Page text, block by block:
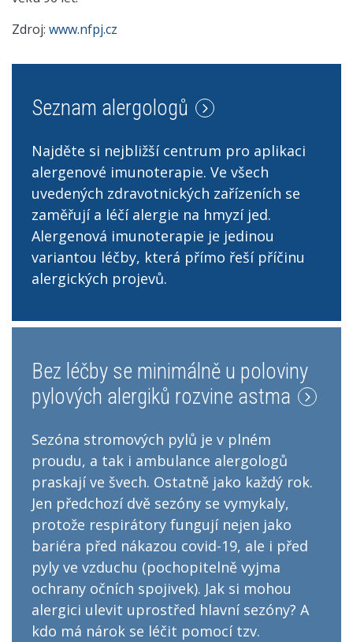
Zdroj: www.nfpj.cz
Seznam alergologů
Najděte si nejbližší centrum pro aplikaci
alergenové imunoterapie. Ve všech
uvedených zdravotnických zařízeních se
zaměřují a léčí alergie na hmyzí jed.
Alergenová imunoterapie je jedinou
variantou léčby, která přímo řeší příčinu
alergických projevů.
Bez léčby se minimálně u poloviny
pylových alergiků rozvine astma
Sezóna stromových pylů je v plném
proudu, a tak i ambulance alergologů
praskají ve švech. Ostatně jako každý rok.
Jen předchozí dvě sezóny se vymykaly,
protože respirátory fungují nejen jako
bariéra před nákazou covid-19, ale i před
pyly ve vzduchu (pochopitelně vyjma
ochrany očních spojivek). Jak si mohou
alergici ulevit uprostřed hlavní sezóny? A
kdo má nárok se léčit pomocí tzv.